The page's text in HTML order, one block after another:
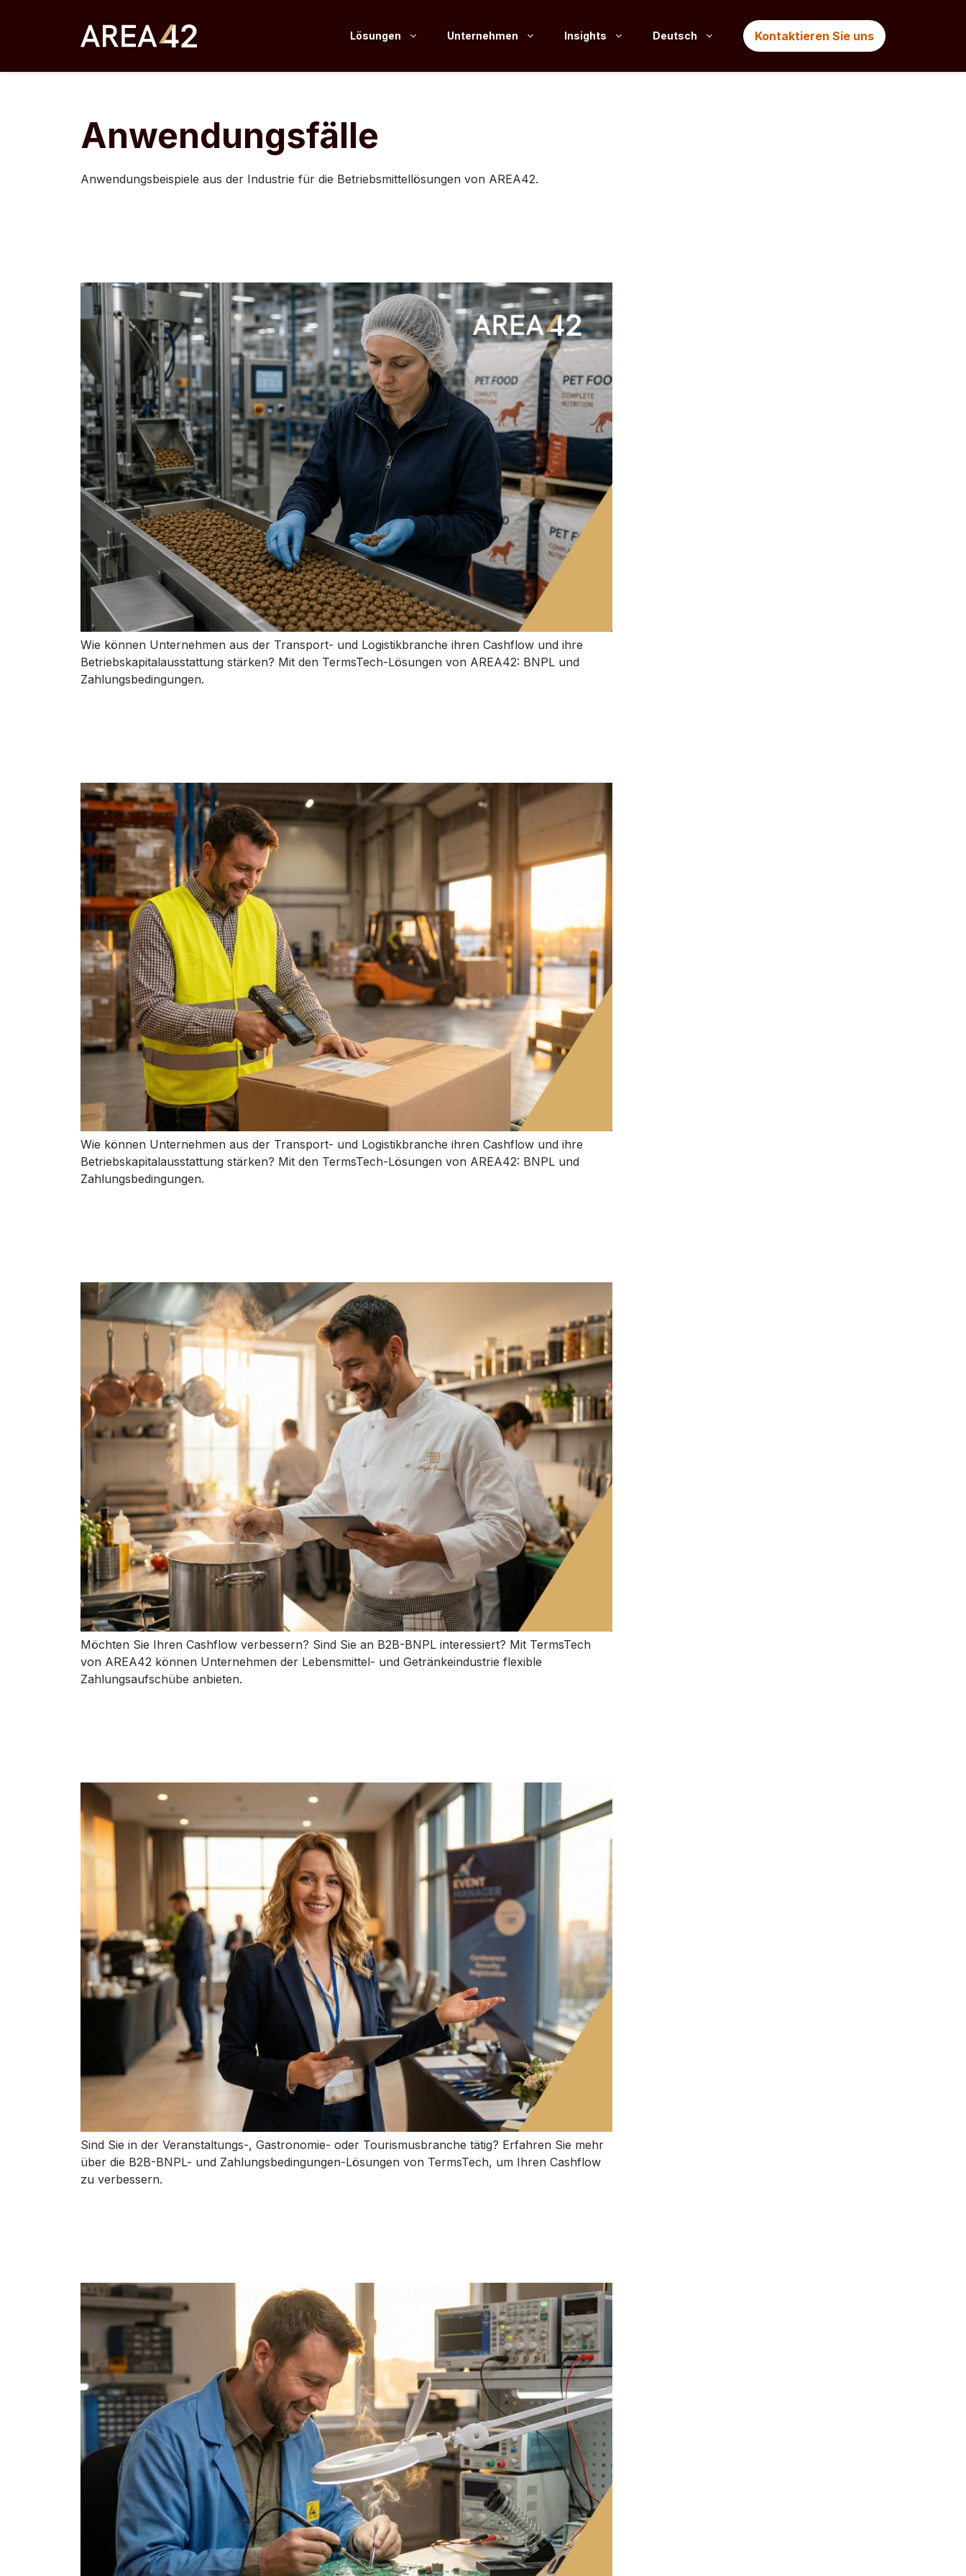
Lösungen Unternehmen Insights Deutsch Kontaktieren Sie uns
Anwendungsfälle
Anwendungsbeispiele aus der Industrie für die Betriebsmittellösungen von AREA42.
Wie können Unternehmen aus der Transport- und Logistikbranche ihren Cashflow und ihre
Betriebskapitalausstattung stärken? Mit den TermsTech-Lösungen von AREA42: BNPL und
Zahlungsbedingungen.
Wie können Unternehmen aus der Transport- und Logistikbranche ihren Cashflow und ihre
Betriebskapitalausstattung stärken? Mit den TermsTech-Lösungen von AREA42: BNPL und
Zahlungsbedingungen.
Möchten Sie Ihren Cashflow verbessern? Sind Sie an B2B-BNPL interessiert? Mit TermsTech
von AREA42 können Unternehmen der Lebensmittel- und Getränkeindustrie flexible
Zahlungsaufschübe anbieten.
Sind Sie in der Veranstaltungs-, Gastronomie- oder Tourismusbranche tätig? Erfahren Sie mehr
über die B2B-BNPL- und Zahlungsbedingungen-Lösungen von TermsTech, um Ihren Cashflow
zu verbessern.